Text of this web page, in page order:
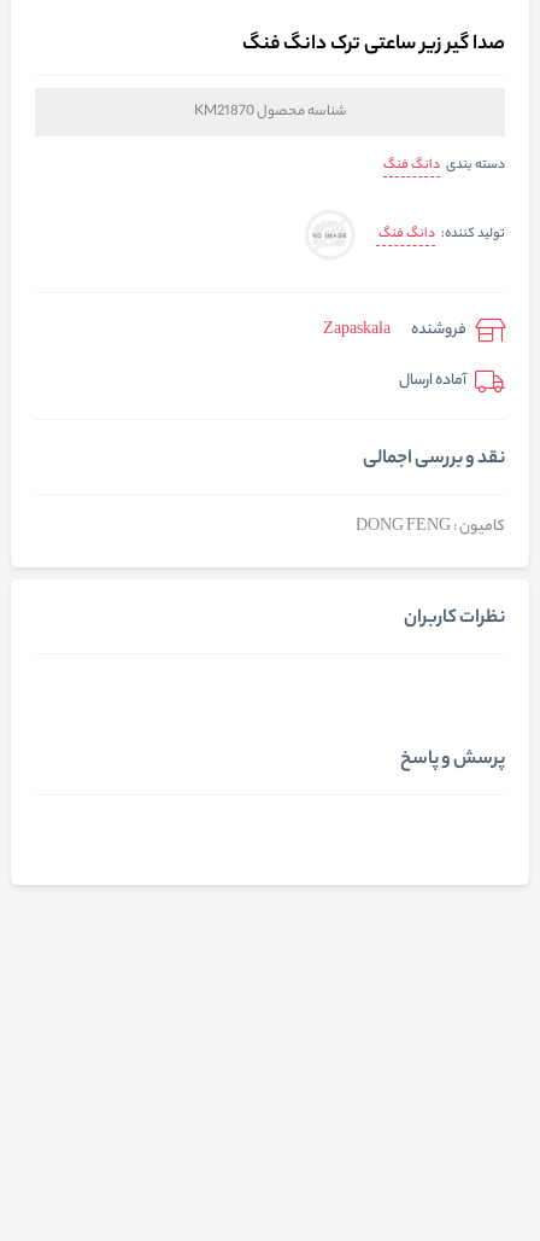
صدا گیر زیر ساعتی ترک دانگ فنگ
شناسه محصولKM21870
دسته بندی دانگ فنگ
تولید کننده: دانگ فنگ
فروشنده
Zapaskala
آماده ارسال
نقد و بررسی اجمالی
کامیون : DONG FENG
نظرات کاربران
پرسش و پاسخ